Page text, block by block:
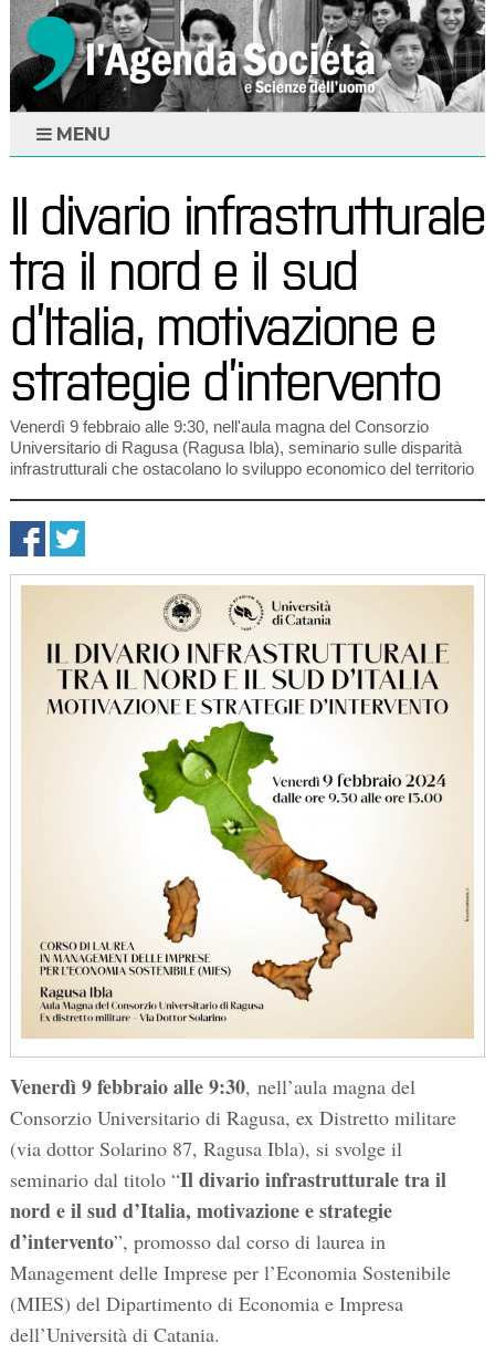
MENU
Il divario infrastrutturale
tra il nord e il sud
d’Italia, motivazione e
strategie d’intervento
Venerdì 9 febbraio alle 9:30, nell'aula magna del Consorzio
Universitario di Ragusa (Ragusa Ibla), seminario sulle disparità
infrastrutturali che ostacolano lo sviluppo economico del territorio
Venerdì 9 febbraio alle 9:30, nell’aula magna del
Consorzio Universitario di Ragusa, ex Distretto militare
(via dottor Solarino 87, Ragusa Ibla), si svolge il
seminario dal titolo “Il divario infrastrutturale tra il
nord e il sud d’Italia, motivazione e strategie
d’intervento”, promosso dal corso di laurea in
Management delle Imprese per l’Economia Sostenibile
(MIES) del Dipartimento di Economia e Impresa
dell’Università di Catania.